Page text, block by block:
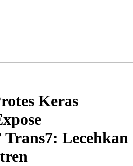
Keras
Trans7: Lecehkan